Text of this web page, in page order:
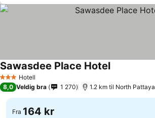
3 StjernerHotell
Sawasdee Place Hotel
8,0 Veldig bra 1 270 1.2 km til North Pattaya
Fra 164 kr